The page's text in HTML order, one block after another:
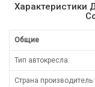
Характеристики
Общие
Тип автокресла:
Страна производитель: